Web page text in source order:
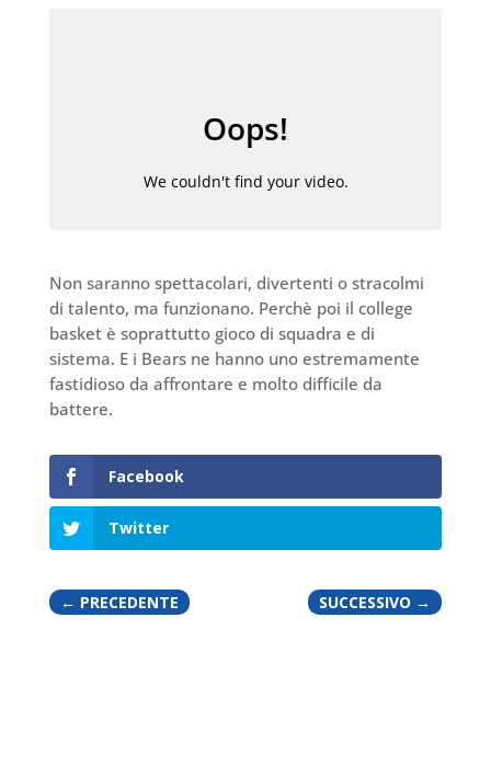
Non saranno spettacolari, divertenti o stracolmi
di talento, ma funzionano. Perchè poi il college
basket è soprattutto gioco di squadra e di
sistema. E i Bears ne hanno uno estremamente
fastidioso da affrontare e molto difficile da
battere.
Facebook
Twitter
← PRECEDENTE SUCCESSIVO →